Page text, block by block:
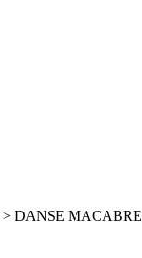
DANSE MACABRE